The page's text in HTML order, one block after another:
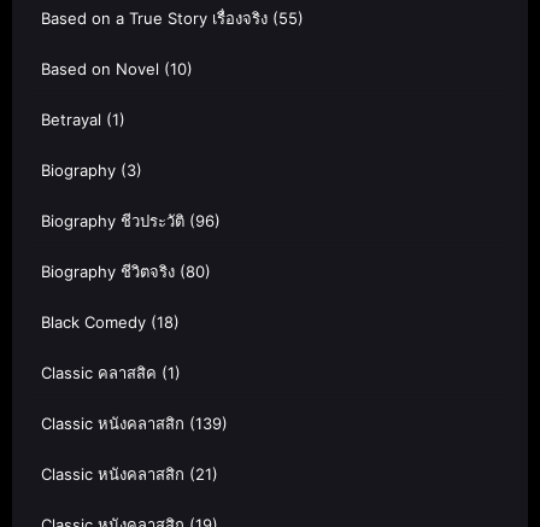
Based on a True Story เรื่องจริง (55)
Based on Novel (10)
Betrayal (1)
Biography (3)
Biography ชีวประวัติ (96)
Biography ชีวิตจริง (80)
Black Comedy (18)
Classic คลาสสิค (1)
Classic หนังคลาสสิก (139)
Classic หนังคลาสสิก (21)